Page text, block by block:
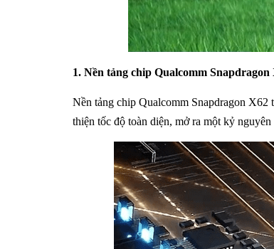
1. Nền tảng chip Qualcomm
Nền tảng chip Qualcomm Snapdragon X62
thiện tốc độ toàn diện, mở ra một kỷ